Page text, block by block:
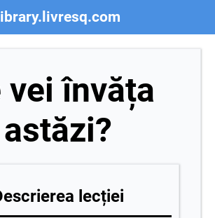
vei învăța
astăzi?
lecției